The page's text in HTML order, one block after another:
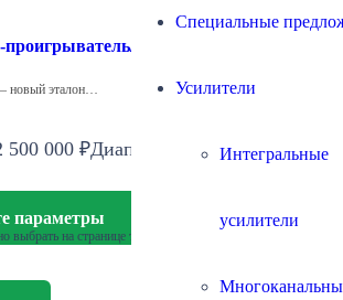
Специальные
Усилители
Интегральные
усилители
стример Métronome
новый эталон…
500 000 ₽Диапазон цен: 1 644 500 ₽
параметры
Этот товар имеет несколько
на странице товара.